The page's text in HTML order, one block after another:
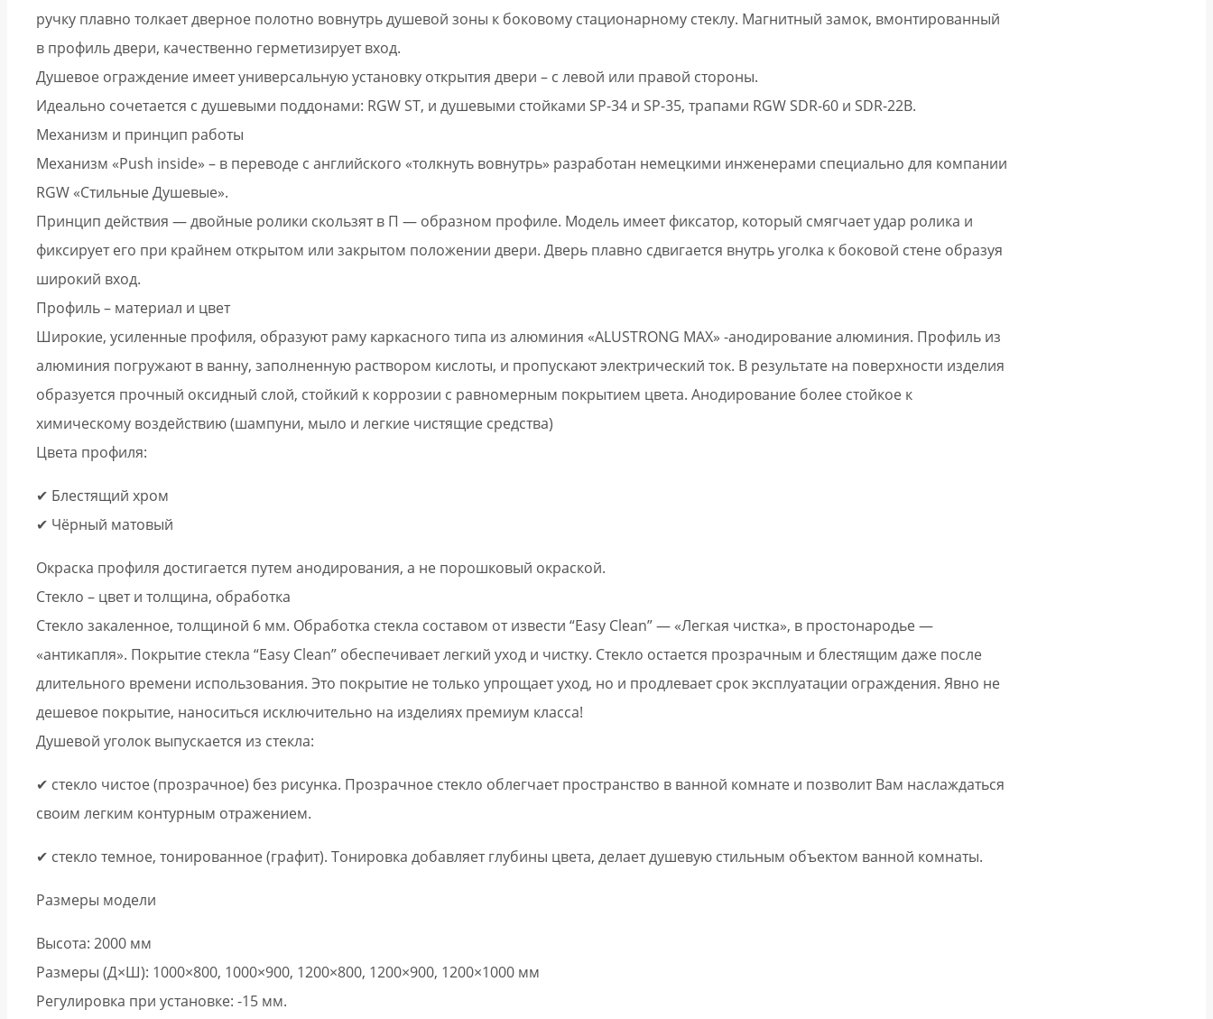
ручку плавно толкает дверное полотно вовнутрь душевой зоны к боковому стационарному стеклу. Магнитный замок, вмонтированный
в профиль двери, качественно герметизирует вход.
Душевое ограждение имеет универсальную установку открытия двери – с левой или правой стороны.
Идеально сочетается с душевыми поддонами: RGW ST, и душевыми стойками SP-34 и SP-35, трапами RGW SDR-60 и SDR-22B.
Механизм и принцип работы
Механизм «Push inside» – в переводе с английского «толкнуть вовнутрь» разработан немецкими инженерами специально для компании
RGW «Стильные Душевые».
Принцип действия — двойные ролики скользят в П — образном профиле. Модель имеет фиксатор, который смягчает удар ролика и
фиксирует его при крайнем открытом или закрытом положении двери. Дверь плавно сдвигается внутрь уголка к боковой стене образуя
широкий вход.
Профиль – материал и цвет
Широкие, усиленные профиля, образуют раму каркасного типа из алюминия «ALUSTRONG MAX» -анодирование алюминия. Профиль из
алюминия погружают в ванну, заполненную раствором кислоты, и пропускают электрический ток. В результате на поверхности изделия
образуется прочный оксидный слой, стойкий к коррозии с равномерным покрытием цвета. Анодирование более стойкое к
химическому воздействию (шампуни, мыло и легкие чистящие средства)
Цвета профиля:
✔ Блестящий хром
✔ Чёрный матовый
Окраска профиля достигается путем анодирования, а не порошковый окраской.
Стекло – цвет и толщина, обработка
Стекло закаленное, толщиной 6 мм. Обработка стекла составом от извести “Easy Clean” — «Легкая чистка», в простонародье —
«антикапля». Покрытие стекла “Easy Clean” обеспечивает легкий уход и чистку. Стекло остается прозрачным и блестящим даже после
длительного времени использования. Это покрытие не только упрощает уход, но и продлевает срок эксплуатации ограждения. Явно не
дешевое покрытие, наноситься исключительно на изделиях премиум класса!
Душевой уголок выпускается из стекла:
✔ стекло чистое (прозрачное) без рисунка. Прозрачное стекло облегчает пространство в ванной комнате и позволит Вам наслаждаться
своим легким контурным отражением.
✔ стекло темное, тонированное (графит). Тонировка добавляет глубины цвета, делает душевую стильным объектом ванной комнаты.
Размеры модели
Высота: 2000 мм
Размеры (Д×Ш): 1000×800, 1000×900, 1200×800, 1200×900, 1200×1000 мм
Регулировка при установке: -15 мм.